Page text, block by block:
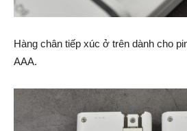
Hàng chân tiếp xúc ở trên dành cho
AAA.